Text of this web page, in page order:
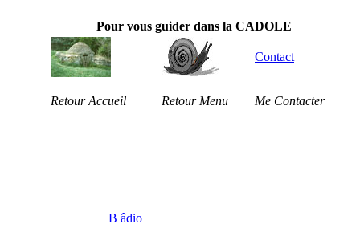
Pour vous guider dans la CADOLE
Contact
Retour Accueil Retour Menu Me Contacter
B âdio